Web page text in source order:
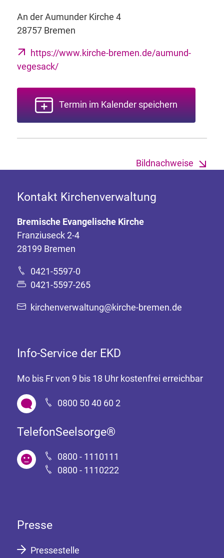
An der Aumunder Kirche 4
28757 Bremen
https://www.kirche-bremen.de/aumund-
vegesack/
Termin im Kalender speichern
Bildnachweise
Kontakt Kirchenverwaltung
Bremische Evangelische Kirche
Franziuseck 2-4
28199 Bremen
0421-5597-0
0421-5597-265
kirchenverwaltung@kirche-bremen.de
Info-Service der EKD
Mo bis Fr von 9 bis 18 Uhr kostenfrei erreichbar
0800 50 40 60 2
TelefonSeelsorge®
0800 - 1110111
0800 - 1110222
Presse
Pressestelle